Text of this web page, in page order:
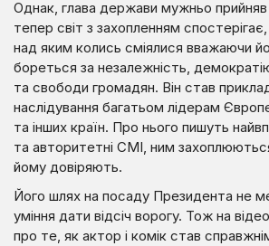
Однак, глава держави мужньо прийняв
тепер світ з захопленням
над яким колись сміялися вважаючи
бореться за незалежність,
та свободи громадян. Він став
наслідування багатьом лідерам
та інших країн. Про нього пишуть
та авторитетні СМІ, ним
йому довіряють.
Його шлях на посаду Президента не
уміння дати відсіч ворогу. Тож на
про те, як актор і комік став